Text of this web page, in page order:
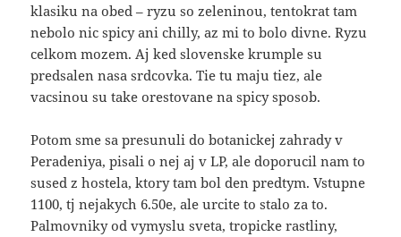
klasiku na obed – ryzu so zeleninou, tentokrat tam
nebolo nic spicy ani chilly, az mi to bolo divne. Ryzu
celkom mozem. Aj ked slovenske krumple su
predsalen nasa srdcovka. Tie tu maju tiez, ale
vacsinou su take orestovane na spicy sposob.
Potom sme sa presunuli do botanickej zahrady v
Peradeniya, pisali o nej aj v LP, ale doporucil nam to
sused z hostela, ktory tam bol den predtym. Vstupne
1100, tj nejakych 6.50e, ale urcite to stalo za to.
Palmovniky od vymyslu sveta, tropicke rastliny,